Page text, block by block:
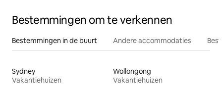
Bestemmingen om te verkennen
Bestemmingen in de buurt Andere accommodaties
Sydney
Vakantiehuizen
Wollongong
Vakantiehuizen